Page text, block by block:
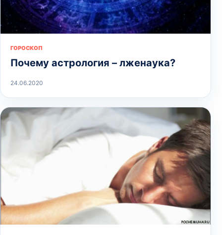
ГОРОСКОП
Почему астрология – лженаука?
24.06.2020